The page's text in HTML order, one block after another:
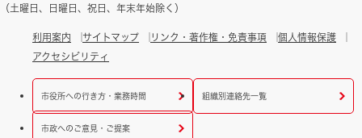
（土曜日、日曜日、祝日、年末年始除く）
利用案内 サイトマップ リンク・著作権・免責事項
個人情報保護
アクセシビリティ
市役所への行き方・業務時間 組織別連絡先一覧
市政へのご意見・ご提案